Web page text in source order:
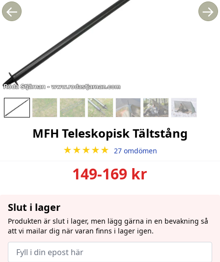
← →
MFH Teleskopisk Tältstång
★★★★★ 27 omdömen
149-169 kr
Slut i lager
Produkten är slut i lager, men lägg gärna in en bevakning så
att vi mailar dig när varan finns i lager igen.